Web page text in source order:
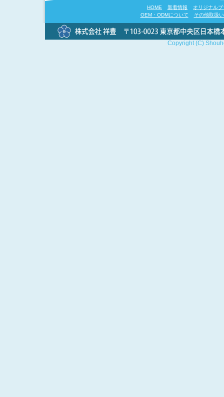
HOME 新着情報
オリジナル
OEM・ODMについて
その他取扱
Copyright (C)